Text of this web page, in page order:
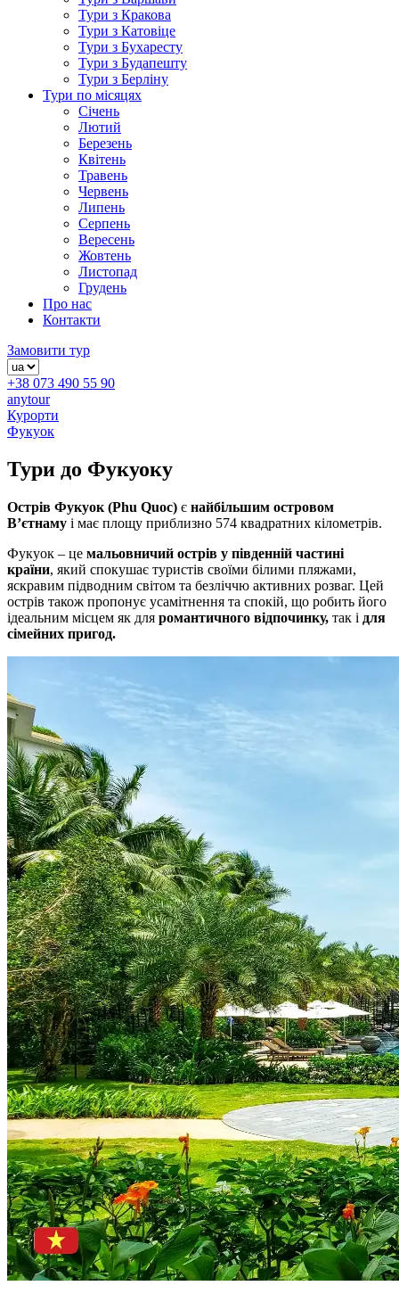
Тури з Кракова
Тури з Катовіце
Тури з Бухаресту
Тури з Будапешту
Тури з Берліну
Тури по місяцях
Січень
Лютий
Березень
Квітень
Травень
Червень
Липень
Серпень
Вересень
Жовтень
Листопад
Грудень
Про нас
Контакти
Замовити тур
+38 073 490 55 90
anytour
Курорти
Фукуок
Тури до Фукуоку
Острів Фукуок (Phu Quoc) є найбільшим островом
В’єтнаму і має площу приблизно 574 квадратних кілометрів.
Фукуок – це мальовничий острів у південній частині
країни, який спокушає туристів своїми білими пляжами,
яскравим підводним світом та безліччю активних розваг. Цей
острів також пропонує усамітнення та спокій, що робить його
ідеальним місцем як для романтичного відпочинку, так і для
сімейних пригод.